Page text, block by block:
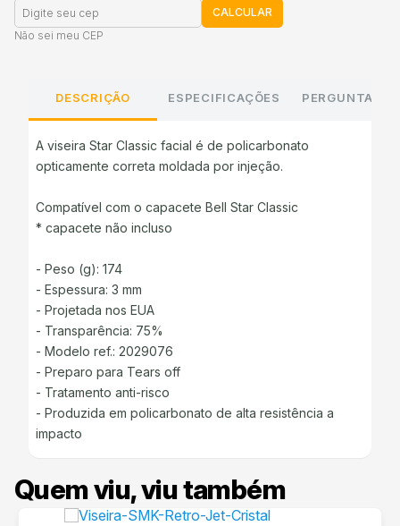
CALCULAR
Não sei meu CEP
DESCRIÇÃO ESPECIFICAÇÕES PERGUNTAS E
A viseira Star Classic facial é de policarbonato
opticamente correta moldada por injeção.
Compatível com o capacete Bell Star Classic
* capacete não incluso
- Peso (g): 174
- Espessura: 3 mm
- Projetada nos EUA
- Transparência: 75%
- Modelo ref.: 2029076
- Preparo para Tears off
- Tratamento anti-risco
- Produzida em policarbonato de alta resistência a
impacto
Quem viu, viu também